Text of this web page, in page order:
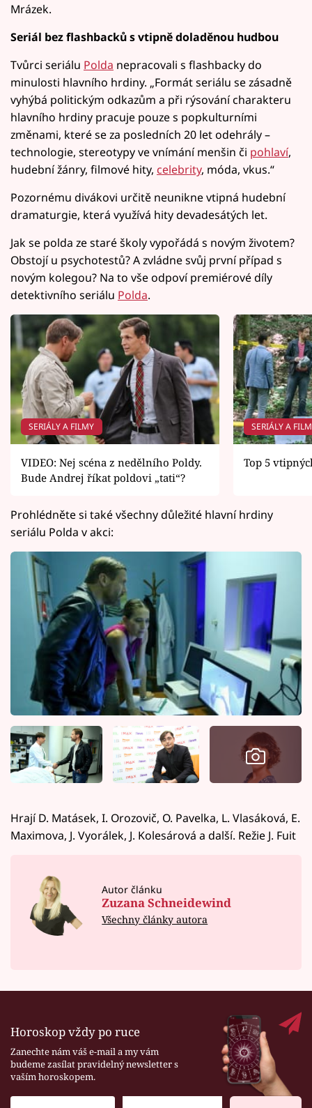
Mrázek.
Seriál bez flashbacků s vtipně doladěnou hudbou
Tvůrci seriálu Polda nepracovali s flashbacky do
minulosti hlavního hrdiny. „Formát seriálu se zásadně
vyhýbá politickým odkazům a při rýsování charakteru
hlavního hrdiny pracuje pouze s popkulturními
změnami, které se za posledních 20 let odehrály –
technologie, stereotypy ve vnímání menšin či pohlaví,
hudební žánry, filmové hity, celebrity, móda, vkus.“
Pozornému divákovi určitě neunikne vtipná hudební
dramaturgie, která využívá hity devadesátých let.
Jak se polda ze staré školy vypořádá s novým životem?
Obstojí u psychotestů? A zvládne svůj první případ s
novým kolegou? Na to vše odpoví premiérové díly
detektivního seriálu Polda.
SERIÁLY A FILMY
VIDEO: Nej scéna z nedělního Poldy.
Bude Andrej říkat poldovi „tati“?
SERIÁLY A
Top 5
Prohlédněte si také všechny důležité hlavní hrdiny
seriálu Polda v akci:
Hrají D. Matásek, I. Orozovič, O. Pavelka, L. Vlasáková, E.
Maximova, J. Vyorálek, J. Kolesárová a další. Režie J. Fuit
Autor článku
Zuzana Schneidewind
Všechny články autora
Horoskop vždy po ruce
Zanechte nám váš e-mail a my vám
budeme zasílat pravidelný newsletter s
vaším horoskopem.